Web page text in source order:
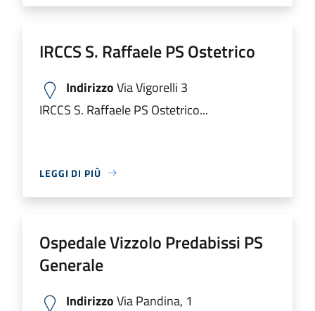
IRCCS S. Raffaele PS Ostetrico
IndirizzoVia Vigorelli 3
IRCCS S. Raffaele PS Ostetrico...
LEGGI DI PIÙ
Ospedale Vizzolo Predabissi PS
Generale
IndirizzoVia Pandina, 1